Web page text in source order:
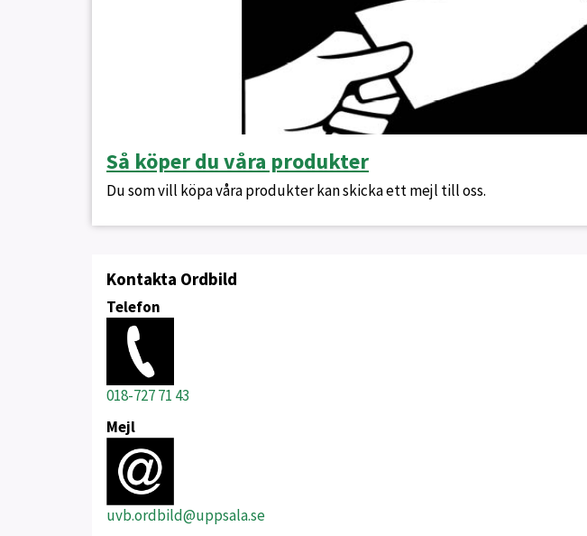
Så köper du våra produkter
Du som vill köpa våra produkter kan skicka ett mejl till oss.
Kontakta Ordbild
Telefon
018-727 71 43
Mejl
uvb.ordbild@uppsala.se